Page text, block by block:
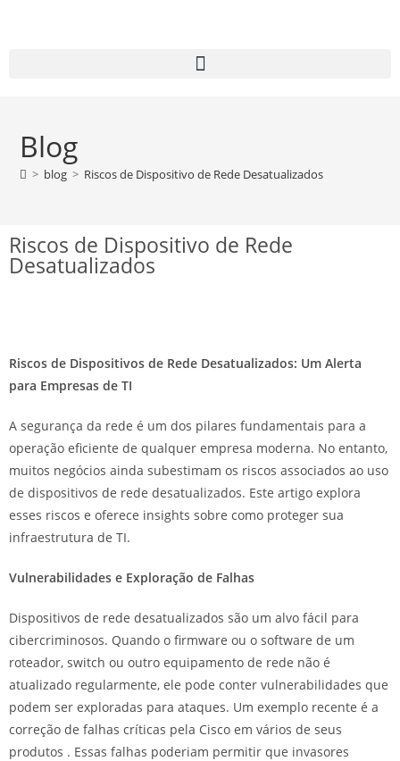
Blog
> blog > Riscos de Dispositivo de Rede Desatualizados
Riscos de Dispositivo de Rede
Desatualizados
Riscos de Dispositivos de Rede Desatualizados: Um Alerta
para Empresas de TI
A segurança da rede é um dos pilares fundamentais para a
operação eficiente de qualquer empresa moderna. No entanto,
muitos negócios ainda subestimam os riscos associados ao uso
de dispositivos de rede desatualizados. Este artigo explora
esses riscos e oferece insights sobre como proteger sua
infraestrutura de TI.
Vulnerabilidades e Exploração de Falhas
Dispositivos de rede desatualizados são um alvo fácil para
cibercriminosos. Quando o firmware ou o software de um
roteador, switch ou outro equipamento de rede não é
atualizado regularmente, ele pode conter vulnerabilidades que
podem ser exploradas para ataques. Um exemplo recente é a
correção de falhas críticas pela Cisco em vários de seus
produtos . Essas falhas poderiam permitir que invasores